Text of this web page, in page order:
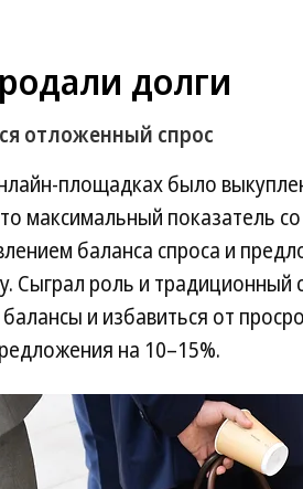
долги
отложенный спрос
площадках было
максимальный показатель
баланса спроса и
Сыграл роль и
и избавиться от
на 10–15%.